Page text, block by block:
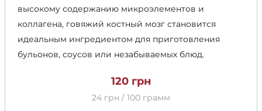
высокому содержанию микроэлементов и
коллагена, говяжий костный мозг становится
идеальным ингредиентом для приготовления
бульонов, соусов или незабываемых блюд.
120 грн
24 грн / 100 грамм